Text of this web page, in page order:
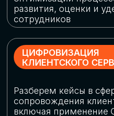
Оставьте заявку, мы направим
программу конференции
СКАЧАТЬ